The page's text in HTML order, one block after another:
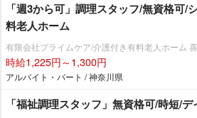
「週3から可」調理スタッフ/無資格可/
料老人ホーム
有限会社プライムケア/介護付き有料老人ホーム
時給1,225円～1,300円
アルバイト・パート / 神奈川県
「福祉調理スタッフ」無資格可/時短/